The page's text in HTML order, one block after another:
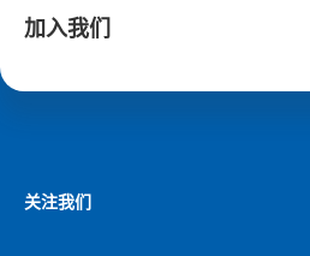
加入我们
关注我们